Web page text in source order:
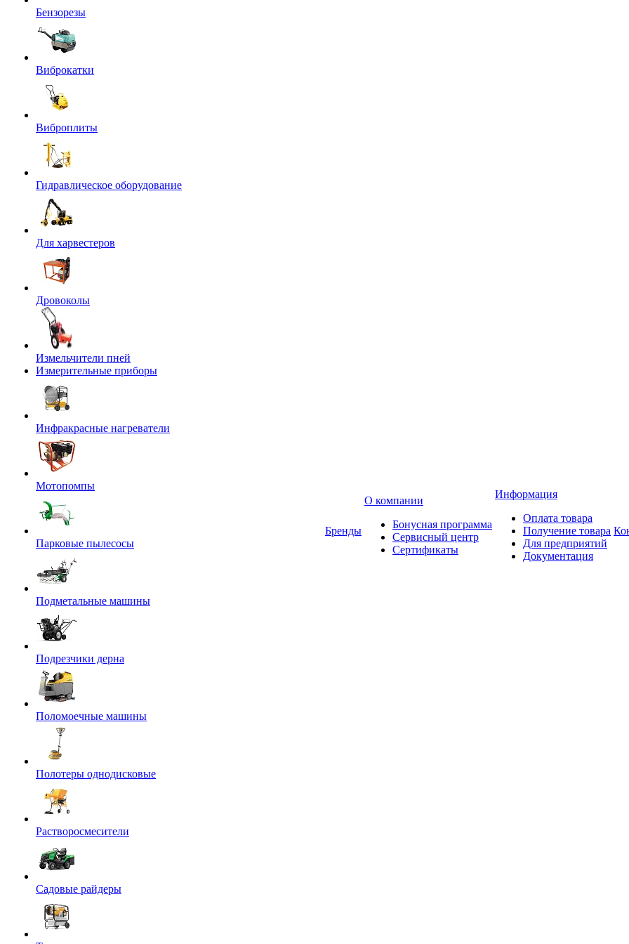
Бензорезы
Виброкатки
Виброплиты
Гидравлическое оборудование
Для харвестеров
Дровоколы
Измельчители пней
Измерительные приборы
Инфракрасные нагреватели
Мотопомпы
Парковые пылесосы
Подметальные машины
Подрезчики дерна
Поломоечные машины
Полотеры однодисковые
Растворосмесители
Садовые райдеры
Бренды
О компании
Бонусная программа
Сервисный центр
Сертификаты
Информация
Оплата товара
Получение товара
Для предприятий
Документация